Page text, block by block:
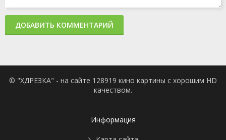
ДОБАВИТЬ КОММЕНТАРИЙ
© "ХДРЕЗКА" - на сайте 128919 кино картины с хорошим HD
качеством.
Информация